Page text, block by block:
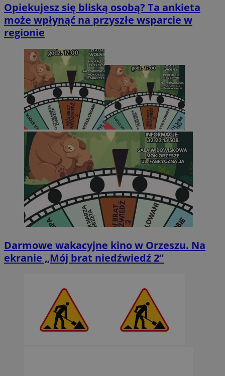
Opiekujesz się bliską osobą? Ta ankieta
może wpłynąć na przyszłe wsparcie w
regionie
Darmowe wakacyjne kino w Orzeszu. Na
ekranie „Mój brat niedźwiedź 2”